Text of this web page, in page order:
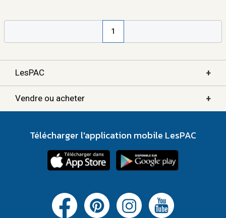
1
LesPAC +
Vendre ou acheter +
Télécharger l'application mobile LesPAC